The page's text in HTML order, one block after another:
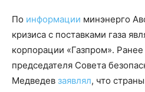
По информации минэнерго
кризиса с поставками газа
корпорации «Газпром».
председателя Совета
Медведев заявлял, что